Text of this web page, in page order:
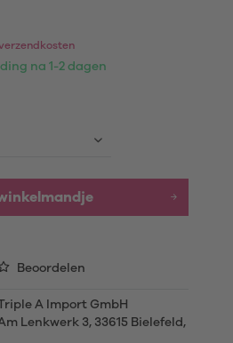
na 1-2 dagen
Beoordelen
A Import GmbH
Lenkwerk 3, 33615 Bielefeld,